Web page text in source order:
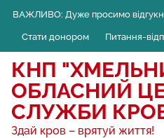
content
ВАЖЛИВО: Дуже просимо
Стати донором Питання-
КНП
ОБЛАСНИЙ
СЛУЖБИ
Здай кров – врятуй життя!